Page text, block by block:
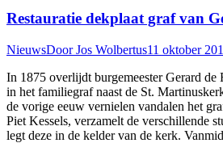
Restauratie dekplaat graf van
NieuwsDoorJos Wolbertus11 oktober
In 1875 overlijdt burgemeester Gerard
in het familiegraf naast de St.
de vorige eeuw vernielen vandalen het
Piet Kessels, verzamelt de verschillende
legt deze in de kelder van de kerk.